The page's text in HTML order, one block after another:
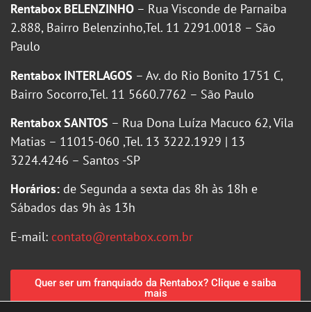
Rentabox BELENZINHO – Rua Visconde de Parnaiba
2.888, Bairro Belenzinho,Tel. 11 2291.0018 – São
Paulo
Rentabox INTERLAGOS – Av. do Rio Bonito 1751 C,
Bairro Socorro,Tel. 11 5660.7762 – São Paulo
Rentabox SANTOS – Rua Dona Luíza Macuco 62, Vila
Matias – 11015-060 ,Tel. 13 3222.1929 | 13
3224.4246 – Santos -SP
Horários: de Segunda a sexta das 8h às 18h e
Sábados das 9h às 13h
E-mail: contato@rentabox.com.br
Quer ser um franquiado da Rentabox? Clique e saiba
mais